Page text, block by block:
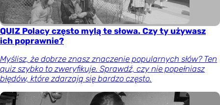
QUIZ Polacy często mylą te słowa. Czy ty używasz
ich poprawnie?
Myślisz, że dobrze znasz znaczenie popularnych słów? Ten
quiz szybko to zweryfikuje. Sprawdź, czy nie popełniasz
błędów, które zdarzają się bardzo często.